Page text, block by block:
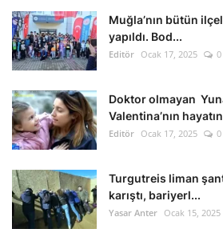
Muğla’nın bütün
yapıldı. Bod...
Editör Ocak 17, 2025 0
Doktor olmayan
Valentina’nın
Editör Ocak 17, 2025 0
Turgutreis liman
karıştı, bariyerl...
Yasar Anter Ocak 15, 2025